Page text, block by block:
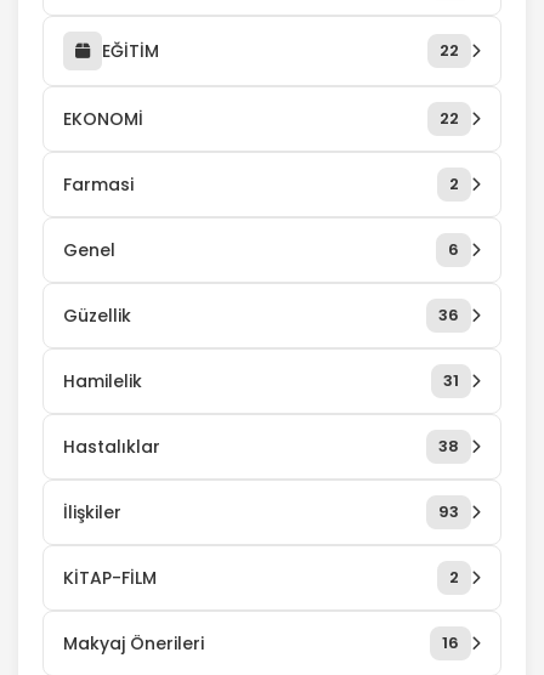
EĞİTİM 22
EKONOMİ 22
Farmasi 2
Genel 6
Güzellik 36
Hamilelik 31
Hastalıklar 38
İlişkiler 93
KİTAP-FİLM 2
Makyaj Önerileri 16